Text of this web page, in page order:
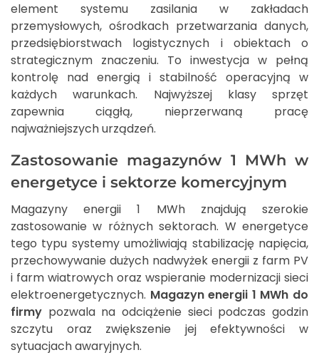
element systemu zasilania w zakładach
przemysłowych, ośrodkach przetwarzania danych,
przedsiębiorstwach logistycznych i obiektach o
strategicznym znaczeniu. To inwestycja w pełną
kontrolę nad energią i stabilność operacyjną w
każdych warunkach. Najwyższej klasy sprzęt
zapewnia ciągłą, nieprzerwaną pracę
najważniejszych urządzeń.
Zastosowanie magazynów 1 MWh w
energetyce i sektorze komercyjnym
Magazyny energii 1 MWh znajdują szerokie
zastosowanie w różnych sektorach. W energetyce
tego typu systemy umożliwiają stabilizację napięcia,
przechowywanie dużych nadwyżek energii z farm PV
i farm wiatrowych oraz wspieranie modernizacji sieci
elektroenergetycznych. Magazyn energii 1 MWh do
firmy pozwala na odciążenie sieci podczas godzin
szczytu oraz zwiększenie jej efektywności w
sytuacjach awaryjnych.